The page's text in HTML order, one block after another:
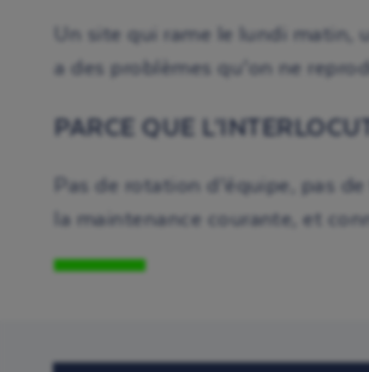
Un site qui rame le lundi
a des problèmes qu’on ne
PARCE QUE
Pas de rotation d’équipe, pas
la maintenance courante, et